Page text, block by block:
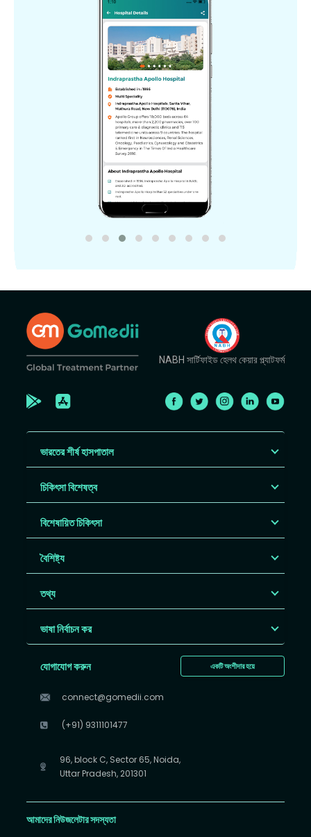
NABH সার্টিফাইড হেলথ কেয়ার প্ল্যাটফর্ম
ভারতের শীর্ষ হাসপাতাল
চিকিৎসা বিশেষত্ব
বিশেষায়িত চিকিৎসা
বৈশিষ্ট্য
তথ্য
ভাষা নির্বাচন কর
একটি অংশীদার হয়ে
যোগাযোগ করুন
connect@gomedii.com
(+91) 9311101477
96, block C, Sector 65, Noida,
Uttar Pradesh, 201301
আমাদের নিউজলেটার সদস্যতা